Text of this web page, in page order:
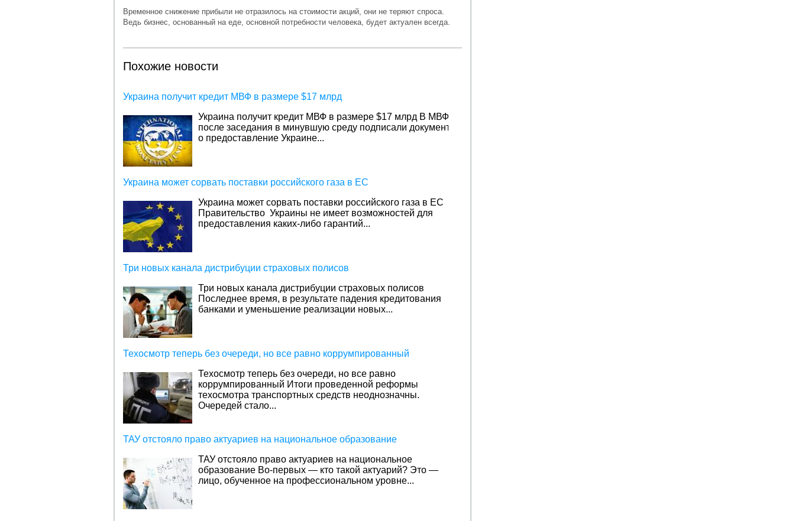
Временное снижение прибыли не отразилось на стоимости акций, они не теряют спроса.
Ведь бизнес, основанный на еде, основной потребности человека, будет актуален всегда.
Похожие новости
Украина получит кредит МВФ в размере $17 млрд
Украина получит кредит МВФ в размере $17 млрд В МВФ
после заседания в минувшую среду подписали документ
о предоставление Украине...
Украина может сорвать поставки российского газа в ЕС
Украина может сорвать поставки российского газа в ЕС
Правительство Украины не имеет возможностей для
предоставления каких-либо гарантий...
Три новых канала дистрибуции страховых полисов
Три новых канала дистрибуции страховых полисов
Последнее время, в результате падения кредитования
банками и уменьшение реализации новых...
Техосмотр теперь без очереди, но все равно коррумпированный
Техосмотр теперь без очереди, но все равно
коррумпированный Итоги проведенной реформы
техосмотра транспортных средств неоднозначны.
Очередей стало...
ТАУ отстояло право актуариев на национальное образование
ТАУ отстояло право актуариев на национальное
образование Во-первых — кто такой актуарий? Это —
лицо, обученное на профессиональном уровне...